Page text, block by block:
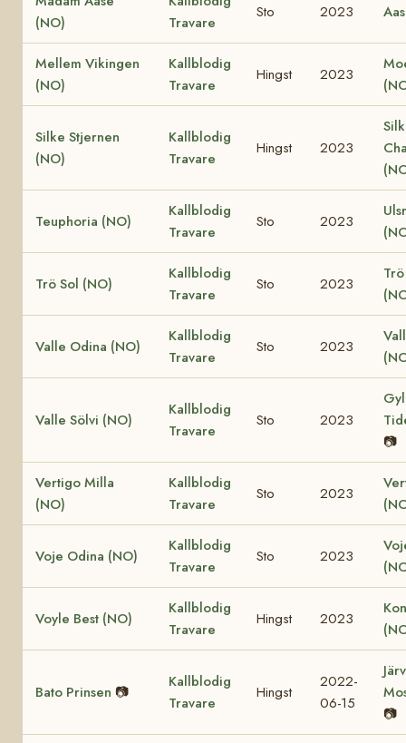
(NO)
Travare
Sto 2023
Mellem Vikingen
(NO)
Kallblodig
Travare
Hingst 2023
Silke Stjernen
(NO)
Kallblodig
Travare
Hingst 2023
Teuphoria (NO)
Kallblodig
Travare
Sto 2023
Trö Sol (NO)
Kallblodig
Travare
Sto 2023
Valle Odina (NO)
Kallblodig
Travare
Sto 2023
Valle Sölvi (NO)
Kallblodig
Travare
Sto 2023
📷
Vertigo Milla
(NO)
Kallblodig
Travare
Sto 2023
Voje Odina (NO)
Kallblodig
Travare
Sto 2023
Voyle Best (NO)
Kallblodig
Travare
Hingst 2023
Bato Prinsen 📷
Kallblodig
Travare
Hingst
2022-
06-15
📷